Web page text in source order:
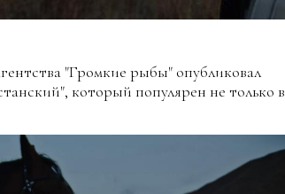
"Громкие рыбы" опубликовал
который популярен не только в